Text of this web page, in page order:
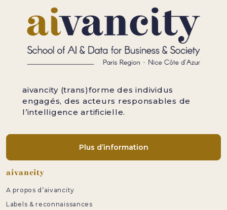
aivancity (trans)forme des individus
engagés, des acteurs responsables de
l’intelligence artificielle.
Plus d’information
Pied de page
aivancity
A propos d’aivancity
Labels & reconnaissances